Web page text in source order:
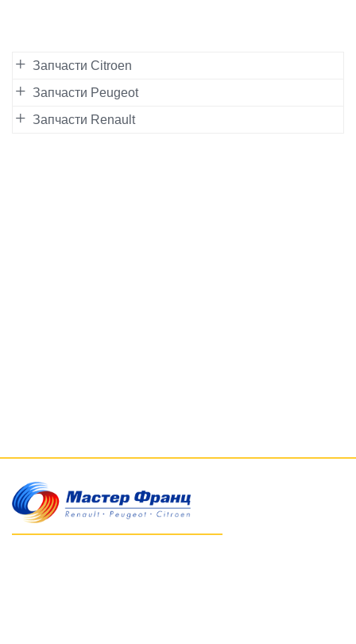
Запчасти Citroen
Запчасти Peugeot
Запчасти Renault